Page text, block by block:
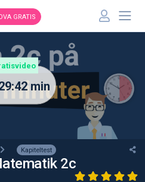
GRATIS
Kapiteltest
2c
min